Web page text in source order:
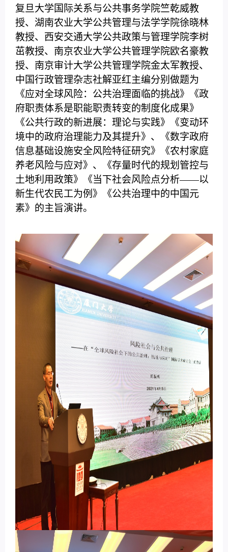
复旦大学国际关系与公共事务学院竺乾威教
授、湖南农业大学公共管理与法学学院徐晓林
教授、西安交通大学公共政策与管理学院李树
茁教授、南京农业大学公共管理学院欧名豪教
授、南京审计大学公共管理学院金太军教授、
中国行政管理杂志社解亚红主编分别做题为
《应对全球风险：公共治理面临的挑战》《政
府职责体系是职能职责转变的制度化成果》
《公共行政的新进展：理论与实践》《变动环
境中的政府治理能力及其提升》、《数字政府
信息基础设施安全风险特征研究》《农村家庭
养老风险与应对》、《存量时代的规划管控与
土地利用政策》《当下社会风险点分析——以
新生代农民工为例》《公共治理中的中国元
素》的主旨演讲。